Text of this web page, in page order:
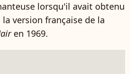
lorsqu'il avait obtenu
version française de la
en 1969.